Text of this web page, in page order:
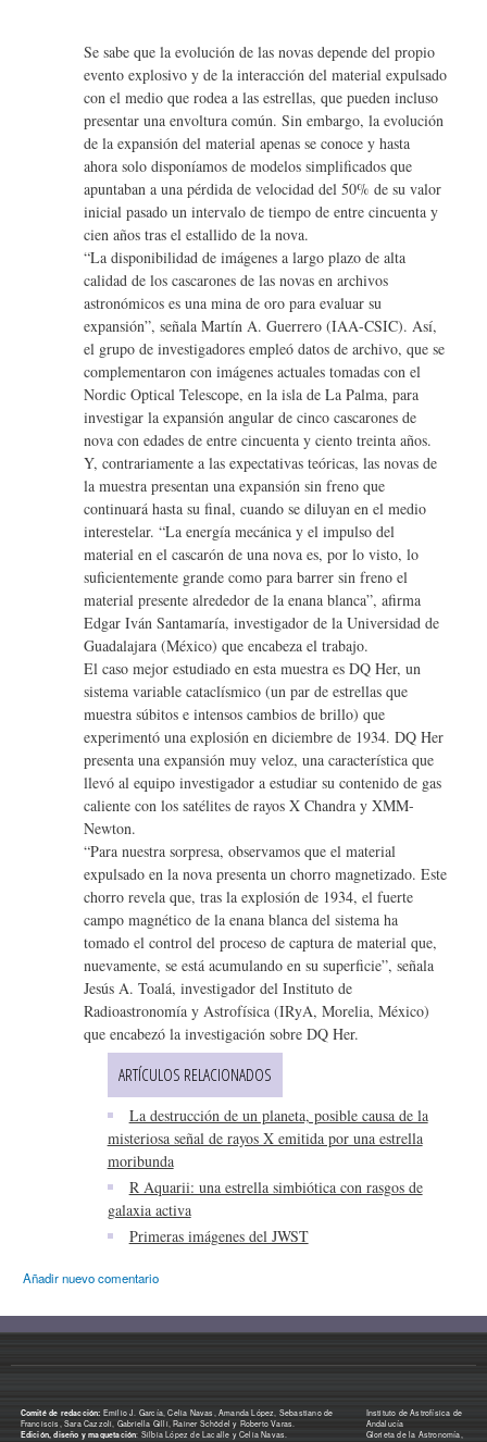
Se sabe que la evolución de las novas depende del propio
evento explosivo y de la interacción del material expulsado
con el medio que rodea a las estrellas, que pueden incluso
presentar una envoltura común. Sin embargo, la evolución
de la expansión del material apenas se conoce y hasta
ahora solo disponíamos de modelos simplificados que
apuntaban a una pérdida de velocidad del 50% de su valor
inicial pasado un intervalo de tiempo de entre cincuenta y
cien años tras el estallido de la nova.
“La disponibilidad de imágenes a largo plazo de alta
calidad de los cascarones de las novas en archivos
astronómicos es una mina de oro para evaluar su
expansión”, señala Martín A. Guerrero (IAA-CSIC). Así,
el grupo de investigadores empleó datos de archivo, que se
complementaron con imágenes actuales tomadas con el
Nordic Optical Telescope, en la isla de La Palma, para
investigar la expansión angular de cinco cascarones de
nova con edades de entre cincuenta y ciento treinta años.
Y, contrariamente a las expectativas teóricas, las novas de
la muestra presentan una expansión sin freno que
continuará hasta su final, cuando se diluyan en el medio
interestelar. “La energía mecánica y el impulso del
material en el cascarón de una nova es, por lo visto, lo
suficientemente grande como para barrer sin freno el
material presente alrededor de la enana blanca”, afirma
Edgar Iván Santamaría, investigador de la Universidad de
Guadalajara (México) que encabeza el trabajo.
El caso mejor estudiado en esta muestra es DQ Her, un
sistema variable cataclísmico (un par de estrellas que
muestra súbitos e intensos cambios de brillo) que
experimentó una explosión en diciembre de 1934. DQ Her
presenta una expansión muy veloz, una característica que
llevó al equipo investigador a estudiar su contenido de gas
caliente con los satélites de rayos X Chandra y XMM-
Newton.
“Para nuestra sorpresa, observamos que el material
expulsado en la nova presenta un chorro magnetizado. Este
chorro revela que, tras la explosión de 1934, el fuerte
campo magnético de la enana blanca del sistema ha
tomado el control del proceso de captura de material que,
nuevamente, se está acumulando en su superficie”, señala
Jesús A. Toalá, investigador del Instituto de
Radioastronomía y Astrofísica (IRyA, Morelia, México)
que encabezó la investigación sobre DQ Her.
ARTÍCULOS RELACIONADOS
La destrucción de un planeta, posible causa de la
misteriosa señal de rayos X emitida por una estrella
moribunda
R Aquarii: una estrella simbiótica con rasgos de
galaxia activa
Primeras imágenes del JWST
Añadir nuevo comentario
Comité de redacción: Emilio J. García, Celia Navas, Amanda López, Sebastiano de
Franciscis, Sara Cazzoli, Gabriella Gilli, Rainer Schödel y Roberto Varas.
Edición, diseño y maquetación: Silbia López de Lacalle y Celia Navas.
Instituto de Astrofísica de
Andalucía
Glorieta de la Astronomía,